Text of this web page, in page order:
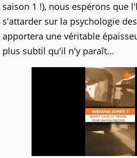
saison 1 !), nous espérons que
s'attarder sur la psychologie
apportera une véritable
plus subtil qu'il n'y paraît...